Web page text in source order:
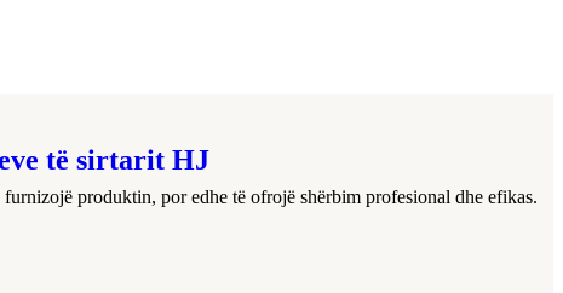
të sirtarit HJ
produktin, por edhe të ofrojë shërbim profesional dhe efikas.